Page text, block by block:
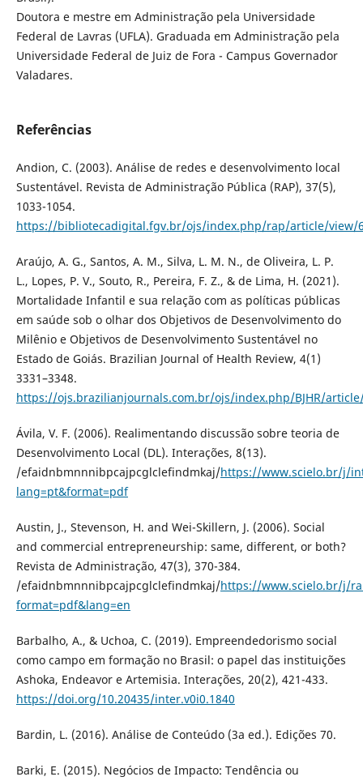
Doutora e mestre em Administração pela Universidade
Federal de Lavras (UFLA). Graduada em Administração pela
Universidade Federal de Juiz de Fora - Campus Governador
Valadares.
Referências
Andion, C. (2003). Análise de redes e desenvolvimento local
Sustentável. Revista de Administração Pública (RAP), 37(5),
1033-1054.
https://bibliotecadigital.fgv.br/ojs/index.php/rap/article/view/
Araújo, A. G., Santos, A. M., Silva, L. M. N., de Oliveira, L. P.
L., Lopes, P. V., Souto, R., Pereira, F. Z., & de Lima, H. (2021).
Mortalidade Infantil e sua relação com as políticas públicas
em saúde sob o olhar dos Objetivos de Desenvolvimento do
Milênio e Objetivos de Desenvolvimento Sustentável no
Estado de Goiás. Brazilian Journal of Health Review, 4(1)
3331–3348.
https://ojs.brazilianjournals.com.br/ojs/index.php/BJHR/
Ávila, V. F. (2006). Realimentando discussão sobre teoria de
Desenvolvimento Local (DL). Interações, 8(13).
/efaidnbmnnnibpcajpcglclefindmkaj/https://www.scielo.br/j/
lang=pt&format=pdf
Austin, J., Stevenson, H. and Wei-Skillern, J. (2006). Social
and commercial entrepreneurship: same, different, or both?
Revista de Administração, 47(3), 370-384.
/efaidnbmnnnibpcajpcglclefindmkaj/https://www.scielo.br/j/
format=pdf&lang=en
Barbalho, A., & Uchoa, C. (2019). Empreendedorismo social
como campo em formação no Brasil: o papel das instituições
Ashoka, Endeavor e Artemisia. Interações, 20(2), 421-433.
https://doi.org/10.20435/inter.v0i0.1840
Bardin, L. (2016). Análise de Conteúdo (3a ed.). Edições 70.
Barki, E. (2015). Negócios de Impacto: Tendência ou